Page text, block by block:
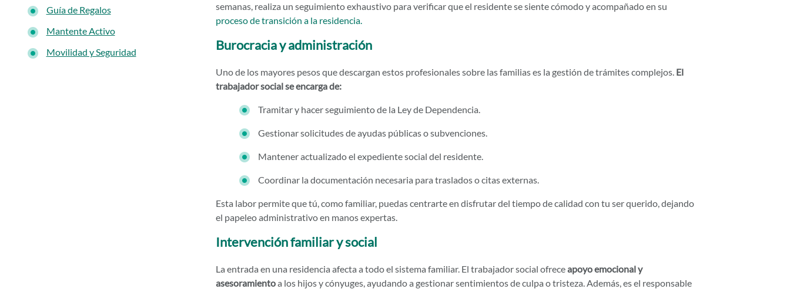
Guía de Regalos
Mantente Activo
Movilidad y Seguridad
semanas, realiza un seguimiento exhaustivo para verificar que el residente se siente cómodo y acompañado en su
proceso de transición a la residencia.
Burocracia y administración
Uno de los mayores pesos que descargan estos profesionales sobre las familias es la gestión de trámites complejos. El
trabajador social se encarga de:
Tramitar y hacer seguimiento de la Ley de Dependencia.
Gestionar solicitudes de ayudas públicas o subvenciones.
Mantener actualizado el expediente social del residente.
Coordinar la documentación necesaria para traslados o citas externas.
Esta labor permite que tú, como familiar, puedas centrarte en disfrutar del tiempo de calidad con tu ser querido, dejando
el papeleo administrativo en manos expertas.
Intervención familiar y social
La entrada en una residencia afecta a todo el sistema familiar. El trabajador social ofreceapoyo emocional y
asesoramientoa los hijos y cónyuges, ayudando a gestionar sentimientos de culpa o tristeza. Además, es el responsable